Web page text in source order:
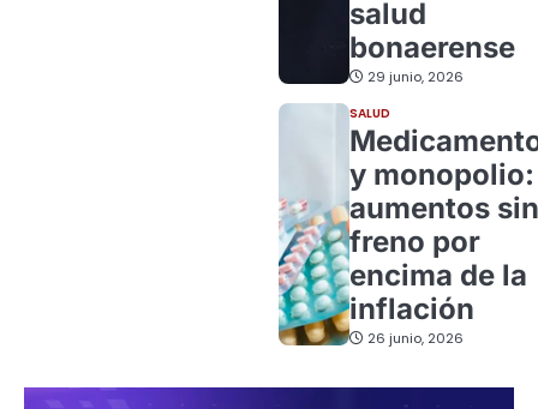
salud
bonaerense
29 junio, 2026
SALUD
y monopolio:
aumentos sin
freno por
encima de la
inflación
26 junio, 2026